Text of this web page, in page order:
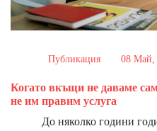
Публикация 08
Когато вкъщи не даваме
не им правим услуга
До няколко години